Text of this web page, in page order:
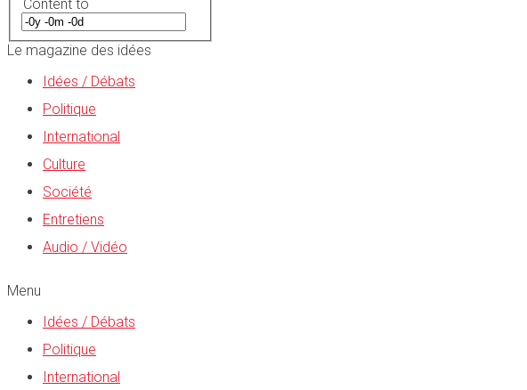
Content to
Le magazine des idées
Idées / Débats
Politique
International
Culture
Société
Entretiens
Audio / Vidéo
Menu
Idées / Débats
Politique
International